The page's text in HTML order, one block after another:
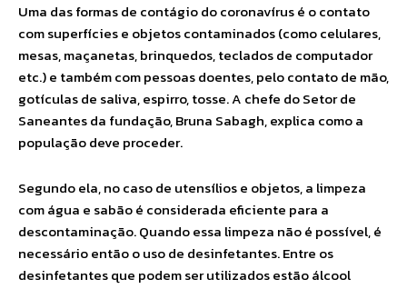
Uma das formas de contágio do coronavírus é o contato
com superfícies e objetos contaminados (como celulares,
mesas, maçanetas, brinquedos, teclados de computador
etc.) e também com pessoas doentes, pelo contato de mão,
gotículas de saliva, espirro, tosse. A chefe do Setor de
Saneantes da fundação, Bruna Sabagh, explica como a
população deve proceder.
Segundo ela, no caso de utensílios e objetos, a limpeza
com água e sabão é considerada eficiente para a
descontaminação. Quando essa limpeza não é possível, é
necessário então o uso de desinfetantes. Entre os
desinfetantes que podem ser utilizados estão álcool